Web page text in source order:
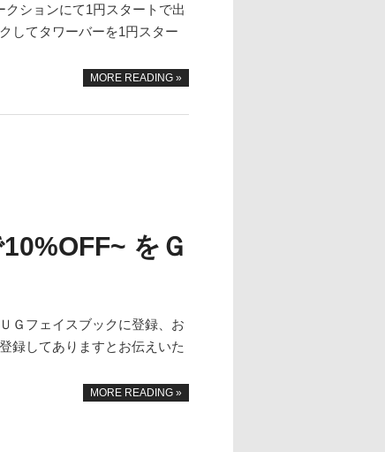
ションにて1円スタートで出
してタワーバーを1円スター
MORE READING »
をＧ
Ｇフェイスブックに登録、お
録してありますとお伝えいた
MORE READING »